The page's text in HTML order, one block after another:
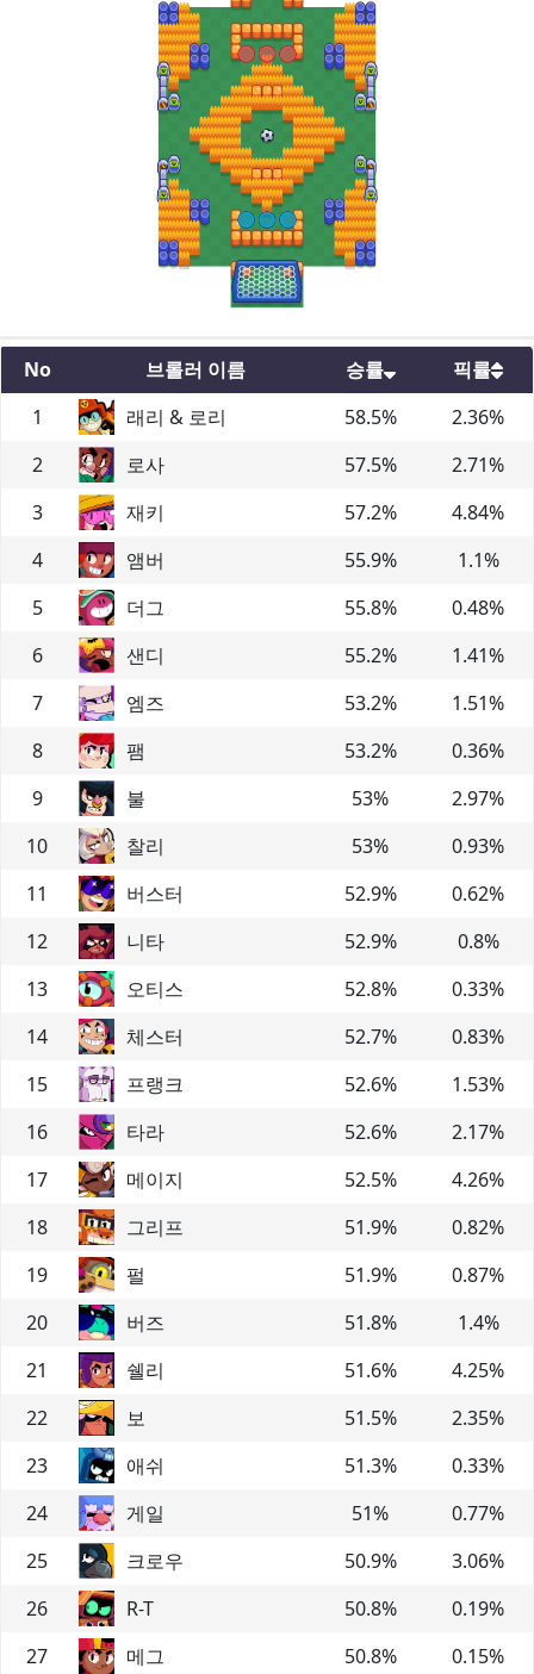
No 브롤러 이름 승률
픽률
1
래리 & 로리 58.5% 2.36%
2
로사 57.5% 2.71%
3
재키 57.2% 4.84%
4
앰버 55.9% 1.1%
5
더그 55.8% 0.48%
6
샌디 55.2% 1.41%
7
엠즈 53.2% 1.51%
8
팸 53.2% 0.36%
9
불 53% 2.97%
10
찰리 53% 0.93%
11
버스터 52.9% 0.62%
12
니타 52.9% 0.8%
13
오티스 52.8% 0.33%
14
체스터 52.7% 0.83%
15
프랭크 52.6% 1.53%
16
타라 52.6% 2.17%
17
메이지 52.5% 4.26%
18
그리프 51.9% 0.82%
19
펄 51.9% 0.87%
20
버즈 51.8% 1.4%
21
쉘리 51.6% 4.25%
22
보 51.5% 2.35%
23
애쉬 51.3% 0.33%
24
게일 51% 0.77%
25
크로우 50.9% 3.06%
26
R-T 50.8% 0.19%
27
메그 50.8% 0.15%